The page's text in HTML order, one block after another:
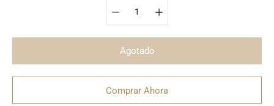
Agotado
Comprar Ahora